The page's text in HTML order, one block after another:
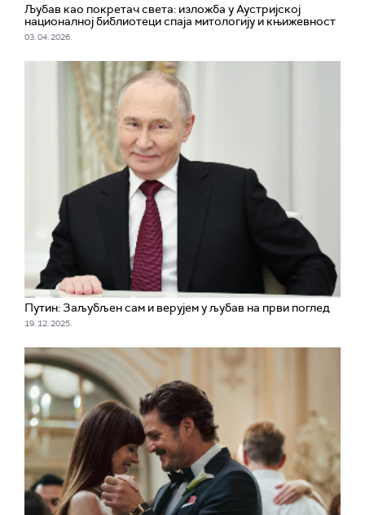
Љубав као покретач света: изложба у Аустријској
националној библиотеци спаја митологију и књижевност
03. 04. 2026.
Путин: Заљубљен сам и верујем у љубав на први поглед
19. 12. 2025.